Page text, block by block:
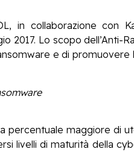
in collaborazione con
2017. Lo scopo dell’Anti-
e di promuovere
percentuale maggiore di
livelli di maturità della